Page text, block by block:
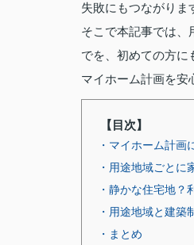
失敗にもつながりま
そこで本記事では、
でを、初めての方に
マイホーム計画を安
【目次】
・マイホーム計画
・用途地域ごとに
・静かな住宅地
・用途地域と建
・まとめ